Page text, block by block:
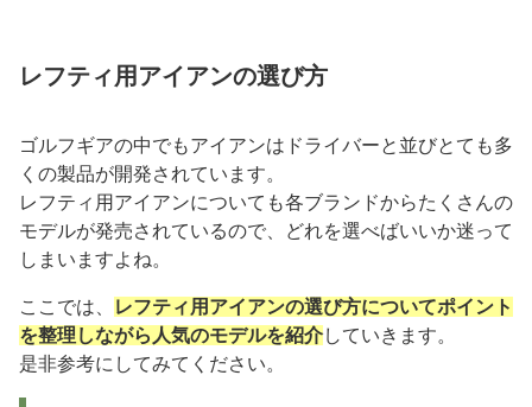
レフティ用アイアンの選び方
ゴルフギアの中でもアイアンはドライバーと並びとても多
くの製品が開発されています。
レフティ用アイアンについても各ブランドからたくさんの
モデルが発売されているので、どれを選べばいいか迷って
しまいますよね。
ここでは、
レフティ用アイアンの選び方についてポイント
を整理しながら人気のモデルを紹介していきます。
是非参考にしてみてください。